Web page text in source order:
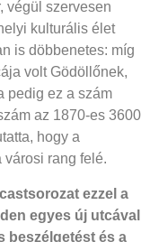
végül szervesen
kulturális élet
is döbbenetes: míg
volt Gödöllőnek,
pedig ez a szám
az 1870-es 3600
hogy a
rang felé.
ezzel a
egyes új utcával
beszélgetést és a